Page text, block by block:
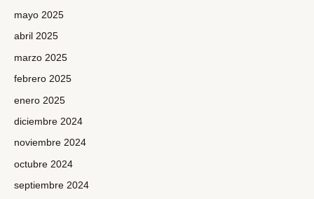
mayo 2025
abril 2025
marzo 2025
febrero 2025
enero 2025
diciembre 2024
noviembre 2024
octubre 2024
septiembre 2024